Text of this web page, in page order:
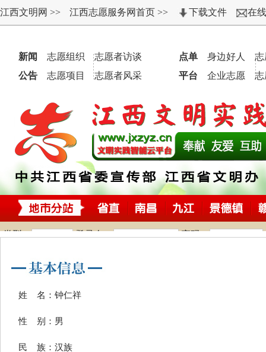
姓 名：钟仁祥
性 别：男
民 族：汉族